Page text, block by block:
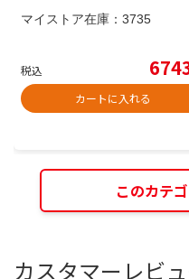
マイストア在庫： 3735
税込
カートに入れる
このカテ
カスタマーレビ